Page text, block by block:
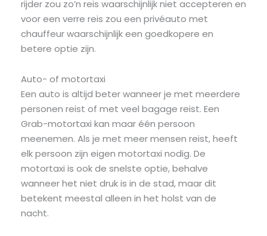
rijder zou zo’n reis waarschijnlijk niet accepteren en
voor een verre reis zou een privéauto met
chauffeur waarschijnlijk een goedkopere en
betere optie zijn.
Auto- of motortaxi
Een auto is altijd beter wanneer je met meerdere
personen reist of met veel bagage reist. Een
Grab-motortaxi kan maar één persoon
meenemen. Als je met meer mensen reist, heeft
elk persoon zijn eigen motortaxi nodig. De
motortaxi is ook de snelste optie, behalve
wanneer het niet druk is in de stad, maar dit
betekent meestal alleen in het holst van de
nacht.